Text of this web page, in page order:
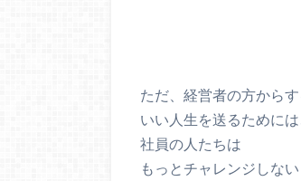
ただ、経営者の方からす
いい人生を送るためには
社員の人たちは
もっとチャレンジしな